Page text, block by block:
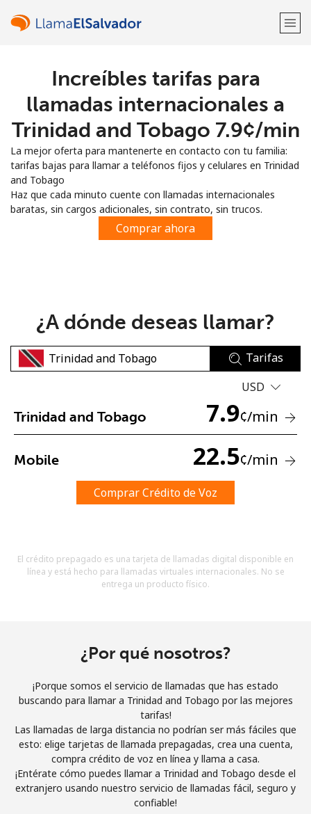
¡Bienvenido!
Regístrate con
o
No se ha creado una contraseña
Una letra mayúscula y una minúscula
Un caracter especial
Términos y condiciones.
Únete
¡Hola!
Inicia sesión oREGÍSTRATE →
Increíbles tarifas para
llamadas internacionales a
Trinidad and Tobago ⁦7.9¢⁩/min
La mejor oferta para mantenerte en contacto con tu familia:
tarifas bajas para llamar a teléfonos fijos y celulares en Trinidad
and Tobago
Haz que cada minuto cuente con llamadas internacionales
baratas, sin cargos adicionales, sin contrato, sin trucos.
Comprar ahora
¿A dónde deseas llamar?
Tarifas
USD
Trinidad and Tobago 7.9¢/min
Mobile 22.5¢/min
Comprar Crédito de Voz
El crédito prepagado es una tarjeta de llamadas digital disponible en
línea y está hecho para llamadas virtuales internacionales. No se
entrega un producto físico.
¿Por qué nosotros?
¡Porque somos el servicio de llamadas que has estado
buscando para llamar a Trinidad and Tobago por las mejores
tarifas!
Las llamadas de larga distancia no podrían ser más fáciles que
esto: elige tarjetas de llamada prepagadas, crea una cuenta,
compra crédito de voz en línea y llama a casa.
¡Entérate cómo puedes llamar a Trinidad and Tobago desde el
extranjero usando nuestro servicio de llamadas fácil, seguro y
confiable!